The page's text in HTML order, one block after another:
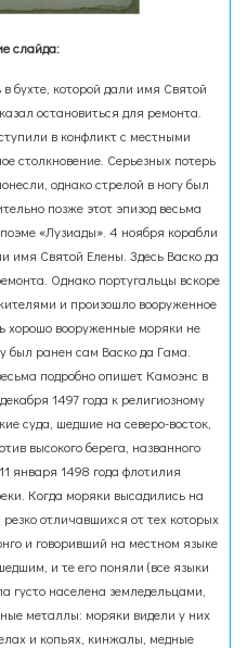
слайда:
бухте, которой дали имя Святой
остановиться для ремонта.
в конфликт с местными
столкновение. Серьезных потерь
однако стрелой в ногу был
позже этот эпизод весьма
«Лузиады». 4 ноября корабли
имя Святой Елены. Здесь Васко да
Однако португальцы вскоре
и произошло вооруженное
хорошо вооруженные моряки не
был ранен сам Васко да Гама.
подробно опишет Камоэнс в
1497 года к религиозному
суда, шедшие на северо-восток,
высокого берега, названного
января 1498 года флотилия
Когда моряки высадились на
отличавшихся от тех которых
и говоривший на местном языке
и те его поняли (все языки
густо населена земледельцами,
металлы: моряки видели у них
и копьях, кинжалы, медные